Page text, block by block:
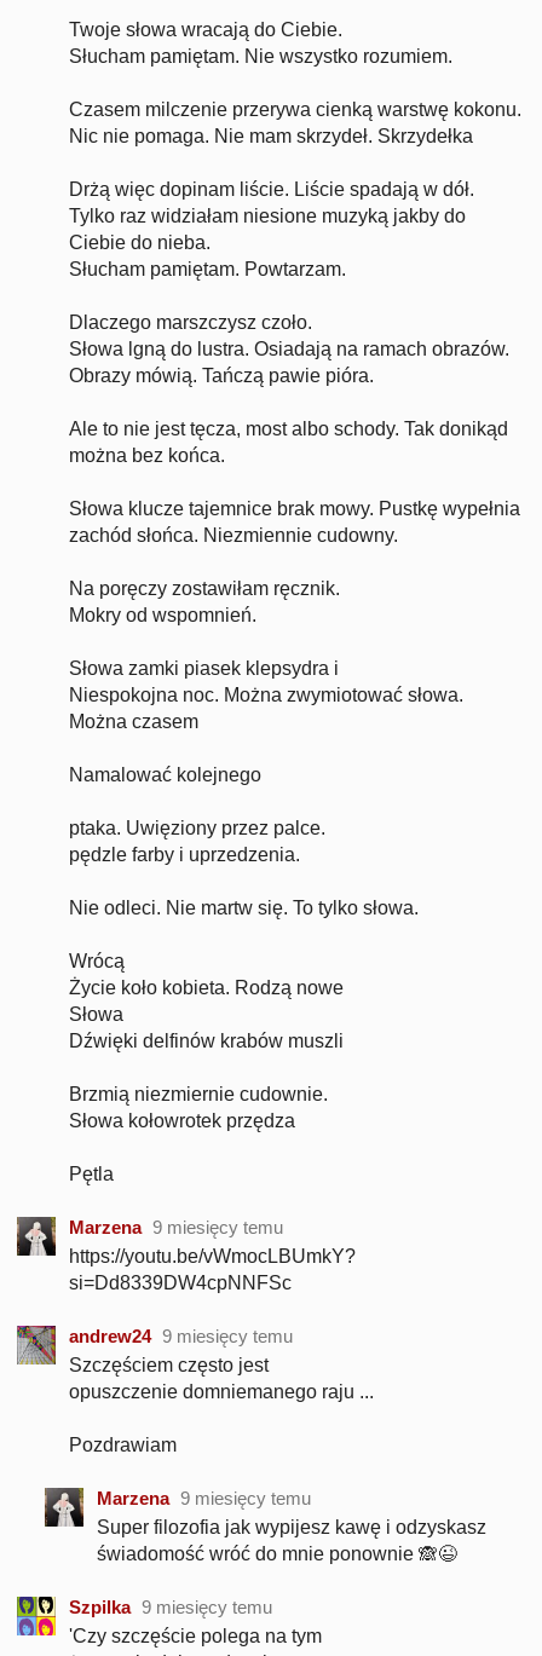
Twoje słowa wracają do Ciebie.
Słucham pamiętam. Nie wszystko rozumiem.
Czasem milczenie przerywa cienką warstwę kokonu.
Nic nie pomaga. Nie mam skrzydeł. Skrzydełka
Drżą więc dopinam liście. Liście spadają w dół.
Tylko raz widziałam niesione muzyką jakby do
Ciebie do nieba.
Słucham pamiętam. Powtarzam.
Dlaczego marszczysz czoło.
Słowa lgną do lustra. Osiadają na ramach obrazów.
Obrazy mówią. Tańczą pawie pióra.
Ale to nie jest tęcza, most albo schody. Tak donikąd
można bez końca.
Słowa klucze tajemnice brak mowy. Pustkę wypełnia
zachód słońca. Niezmiennie cudowny.
Na poręczy zostawiłam ręcznik.
Mokry od wspomnień.
Słowa zamki piasek klepsydra i
Niespokojna noc. Można zwymiotować słowa.
Można czasem
Namalować kolejnego
ptaka. Uwięziony przez palce.
pędzle farby i uprzedzenia.
Nie odleci. Nie martw się. To tylko słowa.
Wrócą
Życie koło kobieta. Rodzą nowe
Słowa
Dźwięki delfinów krabów muszli
Brzmią niezmiernie cudownie.
Słowa kołowrotek przędza
Pętla
Marzena 9 miesięcy temu
https://youtu.be/vWmocLBUmkY?
si=Dd8339DW4cpNNFSc
andrew24 9 miesięcy temu
Szczęściem często jest
opuszczenie domniemanego raju ...
Pozdrawiam
Marzena 9 miesięcy temu
Super filozofia jak wypijesz kawę i odzyskasz
świadomość wróć do mnie ponownie 🙈😉
Szpilka 9 miesięcy temu
'Czy szczęście polega na tym